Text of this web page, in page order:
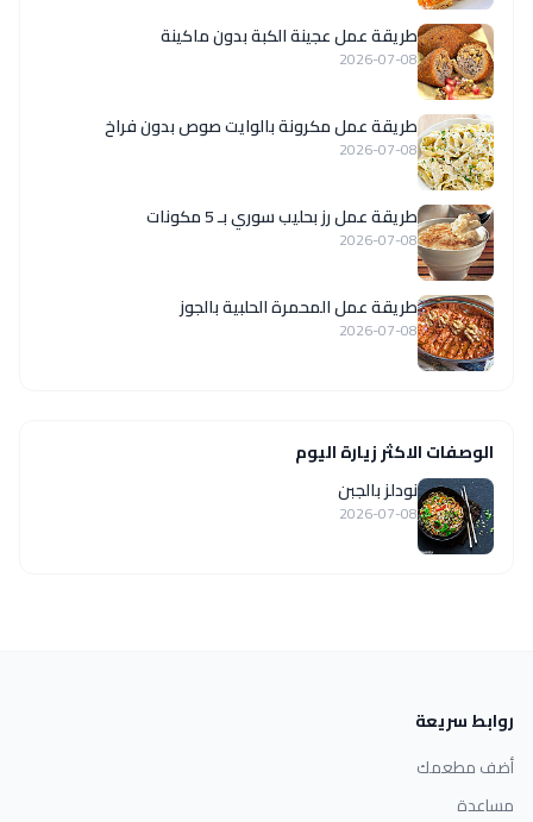
طريقة عمل عجينة الكبة بدون ماكينة
2026-07-08
طريقة عمل مكرونة بالوايت صوص بدون فراخ
2026-07-08
طريقة عمل رز بحليب سوري بـ 5 مكونات
2026-07-08
طريقة عمل المحمرة الحلبية بالجوز
2026-07-08
الوصفات الاكثر زيارة اليوم
نودلز بالجبن
2026-07-08
روابط سريعة
أضف مطعمك
مساعدة